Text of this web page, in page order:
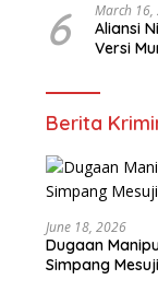
6 March 16,
Aliansi
Versi
Berita
June 18, 2026
Dugaan
Simpang Mesuji